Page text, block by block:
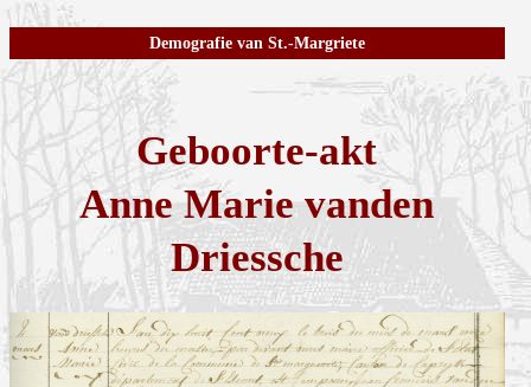
Demografie van St.-Margriete
Geboorte-akt
Anne Marie vanden
Driessche